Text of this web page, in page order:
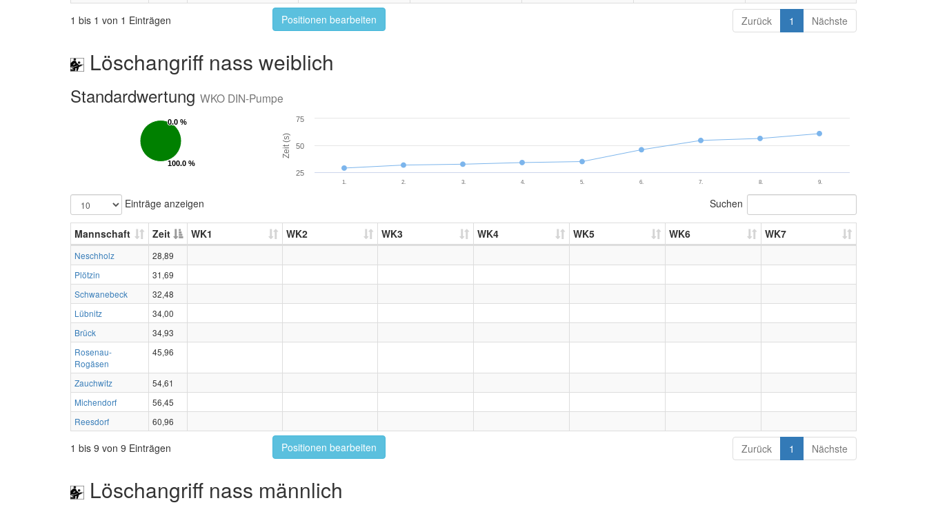
1 bis 1 von 1 Einträgen Positionen bearbeiten Zurück 1 Nächste
Löschangriff nass weiblich
Standardwertung WKO DIN-Pumpe
0.0 %
0.0 %
100.0 %
100.0 %
Zeit (s)
1. 2. 3. 4. 5. 6. 7. 8. 9.
25
50
75
Einträge anzeigen Suchen
Mannschaft Zeit WK1 WK2 WK3 WK4 WK5 WK6 WK7
Neschholz
28,89
Plötzin
31,69
Schwanebeck
32,48
Lübnitz
34,00
Brück
34,93
Rosenau-
Rogäsen
45,96
Zauchwitz
54,61
Michendorf
56,45
Reesdorf
60,96
1 bis 9 von 9 Einträgen Positionen bearbeiten Zurück 1 Nächste
Löschangriff nass männlich